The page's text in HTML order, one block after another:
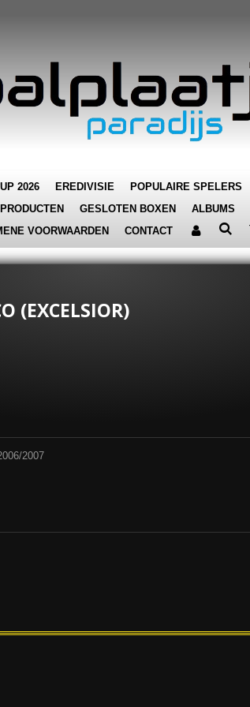
2026 EREDIVISIE POPULAIRE SPELERS
GESLOTEN BOXEN ALBUMS
VOORWAARDEN CONTACT
(EXCELSIOR)
2007